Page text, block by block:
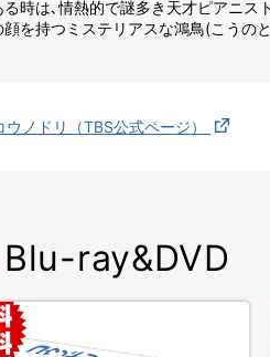
る時は､情熱的で謎多き天才ピアニス
顔を持つミステリアスな鴻鳥(こうの
ウノドリ（TBS公式ページ）
Blu-ray&DVD